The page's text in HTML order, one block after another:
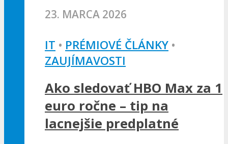
23. MARCA 2026
IT • PRÉMIOVÉ ČLÁNKY •
ZAUJÍMAVOSTI
Ako sledovať HBO Max za 1
euro ročne – tip na
lacnejšie predplatné